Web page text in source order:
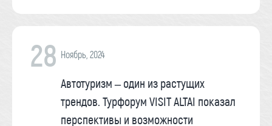
28 Ноябрь, 2024
Автотуризм – один из растущих
трендов. Турфорум VISIT ALTAI показал
перспективы и возможности